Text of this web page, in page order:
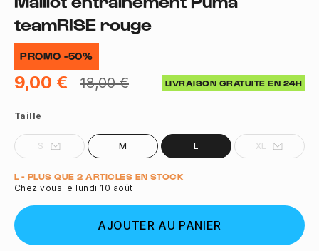
teamRISE rouge
PROMO -50%
9,00 € 18,00 € LIVRAISON GRATUITE EN 24H
Taille
S M L XL
Quantité
L - PLUS QUE 2 ARTICLES EN STOCK
Chez vous le lundi 10 août
AJOUTER AU PANIER